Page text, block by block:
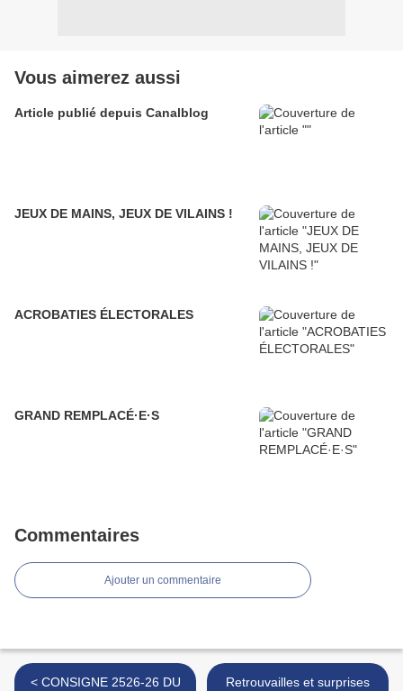
Vous aimerez aussi
Article publié depuis Canalblog
JEUX DE MAINS, JEUX DE VILAINS !
ACROBATIES ÉLECTORALES
GRAND REMPLACÉ·E·S
Commentaires
Ajouter un commentaire
< CONSIGNE 2526-26 DU
Retrouvailles et surprises